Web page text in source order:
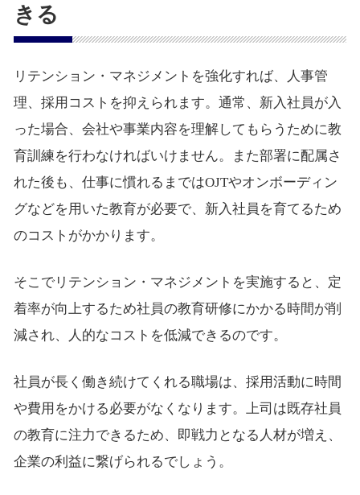
きる
リテンション・マネジメントを強化すれば、人事管
理、採用コストを抑えられます。通常、新入社員が入
った場合、会社や事業内容を理解してもらうために教
育訓練を行わなければいけません。また部署に配属さ
れた後も、仕事に慣れるまではOJTやオンボーディン
グなどを用いた教育が必要で、新入社員を育てるため
のコストがかかります。
そこでリテンション・マネジメントを実施すると、定
着率が向上するため社員の教育研修にかかる時間が削
減され、人的なコストを低減できるのです。
社員が長く働き続けてくれる職場は、採用活動に時間
や費用をかける必要がなくなります。上司は既存社員
の教育に注力できるため、即戦力となる人材が増え、
企業の利益に繋げられるでしょう。